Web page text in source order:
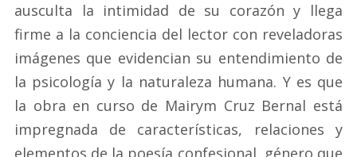
ausculta la intimidad de su corazón y llega
firme a la conciencia del lector con reveladoras
imágenes que evidencian su entendimiento de
la psicología y la naturaleza humana. Y es que
la obra en curso de Mairym Cruz Bernal está
impregnada de características, relaciones y
elementos de la poesía confesional, género que